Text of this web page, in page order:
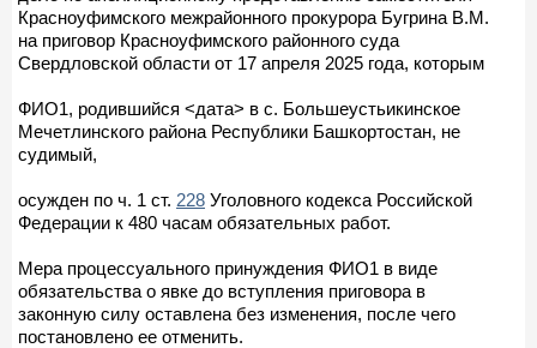
Красноуфимского межрайонного прокурора Бугрина В.М.
на приговор Красноуфимского районного суда
Свердловской области от 17 апреля 2025 года, которым
ФИО1, родившийся <дата> в с. Большеустьикинское
Мечетлинского района Республики Башкортостан, не
судимый,
осужден по ч. 1 ст. 228 Уголовного кодекса Российской
Федерации к 480 часам обязательных работ.
Мера процессуального принуждения ФИО1 в виде
обязательства о явке до вступления приговора в
законную силу оставлена без изменения, после чего
постановлено ее отменить.